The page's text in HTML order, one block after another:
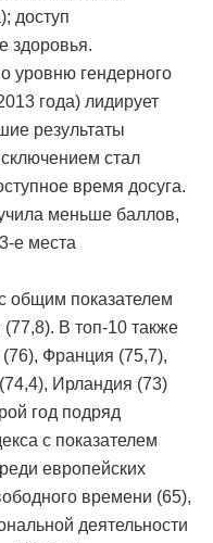
доступ
здоровья.
уровню гендерного
года) лидирует
результаты
стал
время досуга.
меньше баллов,
е места
общим показателем
В топ-10 также
Франция (75,7),
Ирландия (73)
год подряд
с показателем
европейских
времени (65),
деятельности